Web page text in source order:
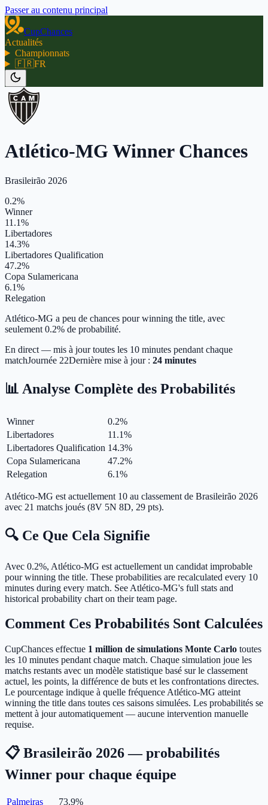
Passer au contenu principal
CupChances
Actualités
Championnats
🇫🇷FR
Atlético-MG Winner Chances
Brasileirão 2026
0.2%
Winner
11.1%
Libertadores
14.3%
Libertadores Qualification
47.2%
Copa Sulamericana
6.1%
Relegation
Atlético-MG a peu de chances pour winning the title, avec
seulement 0.2% de probabilité.
En direct — mis à jour toutes les 10 minutes pendant chaque
matchJournée 22Dernière mise à jour : 24 minutes
📊 Analyse Complète des Probabilités
Winner 0.2%
Libertadores
11.1%
Libertadores Qualification 14.3%
Copa Sulamericana
47.2%
Relegation
6.1%
Atlético-MG est actuellement 10 au classement de Brasileirão 2026
avec 21 matchs joués (8V 5N 8D, 29 pts).
🔍 Ce Que Cela Signifie
Avec 0.2%, Atlético-MG est actuellement un candidat improbable
pour winning the title. These probabilities are recalculated every 10
minutes during every match. See Atlético-MG's full stats and
historical probability chart on their team page.
Comment Ces Probabilités Sont Calculées
CupChances effectue 1 million de simulations Monte Carlo toutes
les 10 minutes pendant chaque match. Chaque simulation joue les
matchs restants avec un modèle statistique basé sur le classement
actuel, les points, la différence de buts et les confrontations directes.
Le pourcentage indique à quelle fréquence Atlético-MG atteint
winning the title dans toutes ces saisons simulées. Les probabilités se
mettent à jour automatiquement — aucune intervention manuelle
requise.
📋 Brasileirão 2026 — probabilités
Winner pour chaque équipe
Palmeiras 73.9%